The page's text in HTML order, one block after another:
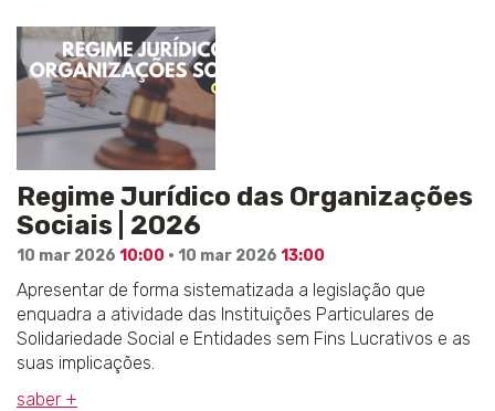
Regime Jurídico das Organizações
Sociais | 2026
10 mar 2026 10:00 · 10 mar 2026 13:00
Apresentar de forma sistematizada a legislação que
enquadra a atividade das Instituições Particulares de
Solidariedade Social e Entidades sem Fins Lucrativos e as
suas implicações.
saber +